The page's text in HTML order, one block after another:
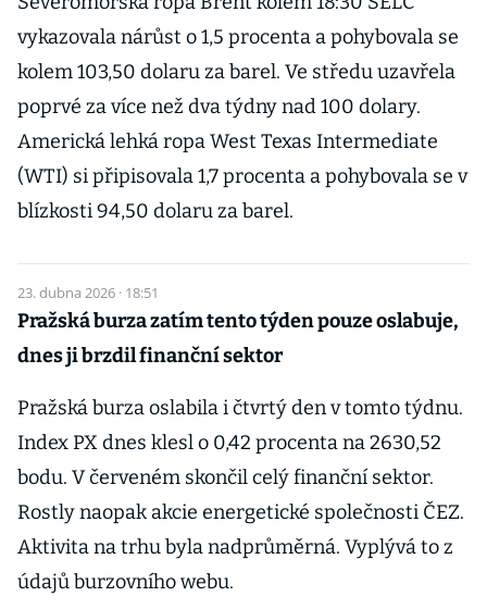
vykazovala nárůst o 1,5 procenta a pohybovala se
kolem 103,50 dolaru za barel. Ve středu uzavřela
poprvé za více než dva týdny nad 100 dolary.
Americká lehká ropa West Texas Intermediate
(WTI) si připisovala 1,7 procenta a pohybovala se v
blízkosti 94,50 dolaru za barel.
23. dubna 2026 · 18:51
Pražská burza zatím tento týden pouze oslabuje,
dnes ji brzdil finanční sektor
Pražská burza oslabila i čtvrtý den v tomto týdnu.
Index PX dnes klesl o 0,42 procenta na 2630,52
bodu. V červeném skončil celý finanční sektor.
Rostly naopak akcie energetické společnosti ČEZ.
Aktivita na trhu byla nadprůměrná. Vyplývá to z
údajů burzovního webu.